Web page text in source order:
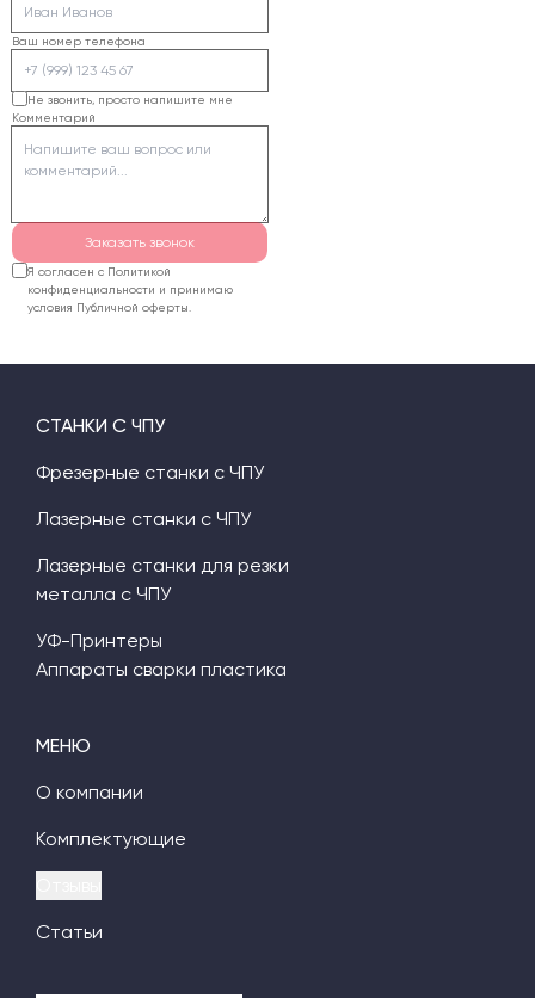
эта геометрия
отпечатывается на
стенках реза.
Использование
длиннофокусных линз
делает форму луча
более
Ваш номер телефона
Не звонить, просто напишите мне
Комментарий
Заказать звонок
Я согласен с Политикой
конфиденциальности и принимаю
условия Публичной оферты.
МЕНЮ
О компании
Комплектующие
Статьи
СТАНКИ С ЧПУ
Фрезерные станки с ЧПУ
Лазерные станки с ЧПУ
Лазерные станки для резки
металла с ЧПУ
УФ-Принтеры
Аппараты сварки пластика